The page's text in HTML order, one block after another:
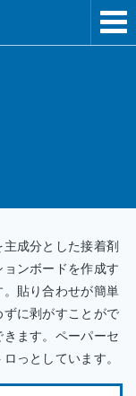
成分とした接着剤
ンボードを作成す
貼り合わせが簡単
に剥がすことがで
ます。ペーパーセ
っとしています。
め替え容器）に適